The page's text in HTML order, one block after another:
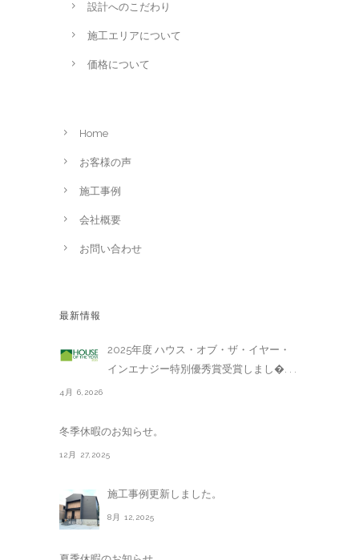
設計へのこだわり
施工エリアについて
価格について
Home
お客様の声
施工事例
会社概要
お問い合わせ
最新情報
2025年度 ハウス・オブ・ザ・イヤー・
インエナジー特別優秀賞受賞しまし�. . .
4月 6,2026
冬季休暇のお知らせ。
12月 27,2025
施工事例更新しました。
8月 12,2025